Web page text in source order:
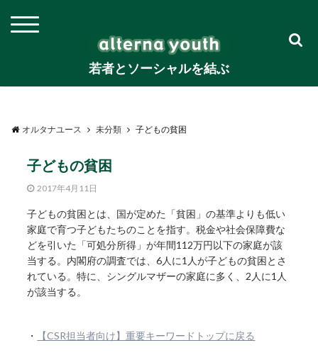
若者とソーシャルを結ぶ
オルタナユース 未分類 子どもの貧困
子どもの貧困
2017年4月11日
子どもの貧困とは、国が定めた「貧困」の基準よりも低い
家庭で育つ子どもたちのことを指す。税金や社会保障費な
どを引いた「可処分所得」が年間112万円以下の家庭が該
当する。内閣府の調査では、6人に1人が子どもの貧困とさ
れている。特に、シングルマザーの家庭に多く、2人に1人
が該当する。
・ 【CSR担当者向け】重要キーワードトップに戻る